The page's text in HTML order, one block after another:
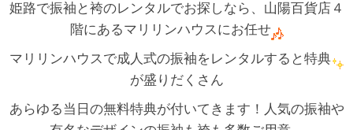
姫路で振袖と袴のレンタルでお探しなら、山陽百貨店４
階にあるマリリンハウスにお任せ
マリリンハウスで成人式の振袖をレンタルすると特典
が盛りだくさん
あらゆる当日の無料特典が付いてきます！人気の振袖や